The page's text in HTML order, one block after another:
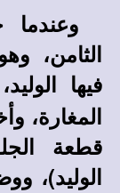
وعندما
الثامن،
فيها
المغارة،
قطعة
الوليد)،